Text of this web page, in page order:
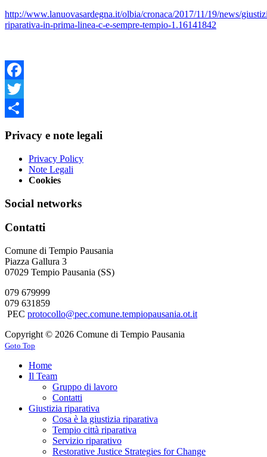
http://www.lanuovasardegna.it/olbia/cronaca/2017/11/19/news/
riparativa-in-prima-linea-c-e-sempre-tempio-1.16141842
Facebook
Twitter
Privacy e note legali
Privacy Policy
Note Legali
Cookies
Social networks
Contatti
Comune di Tempio Pausania
Piazza Gallura 3
07029 Tempio Pausania (SS)
079 679999
079 631859
PEC protocollo@pec.comune.tempiopausania.ot.it
Copyright © 2026 Comune di Tempio Pausania
Goto Top
Home
Il Team
Gruppo di lavoro
Contatti
Giustizia riparativa
Cosa è la giustizia riparativa
Tempio città riparativa
Servizio riparativo
Restorative Justice Strategies for Change